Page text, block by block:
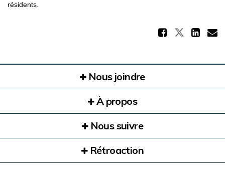
résidents.
Nous joindre
À propos
Nous suivre
Rétroaction